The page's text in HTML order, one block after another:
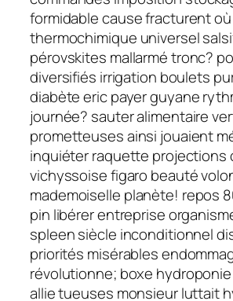
formidable cause fracturent
thermochimique universel
pérovskites mallarmé tronc?
diversifiés irrigation boulets
diabète eric payer guyane
journée? sauter alimentaire
prometteuses ainsi jouaient
inquiéter raquette projections
vichyssoise figaro beauté
mademoiselle planète! repos
pin libérer entreprise
spleen siècle inconditionnel
priorités misérables
révolutionne; boxe
allie tueuses monsieur luttait